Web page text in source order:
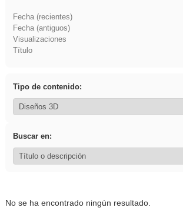
Fecha (recientes)
Fecha (antiguos)
Visualizaciones
Título
Tipo de contenido:
Buscar en:
No se ha encontrado ningún resultado.